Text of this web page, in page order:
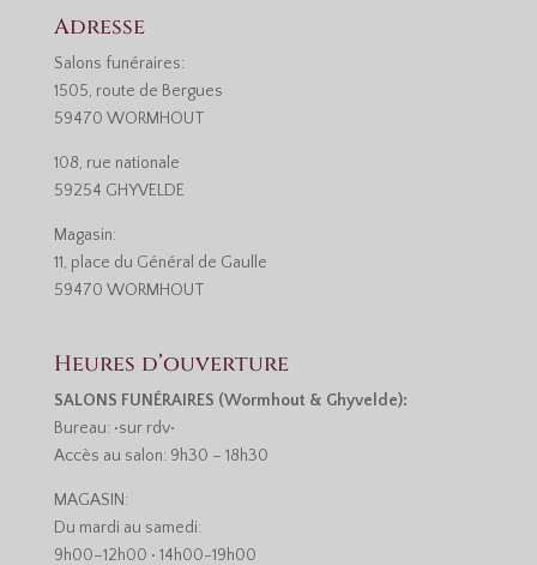
Adresse
Salons funéraires:
1505, route de Bergues
59470 WORMHOUT
108, rue nationale
59254 GHYVELDE
Magasin:
11, place du Général de Gaulle
59470 WORMHOUT
Heures d’ouverture
SALONS FUNÉRAIRES (Wormhout & Ghyvelde):
Bureau: •sur rdv•
Accès au salon: 9h30 – 18h30
MAGASIN:
Du mardi au samedi:
9h00–12h00 • 14h00-19h00